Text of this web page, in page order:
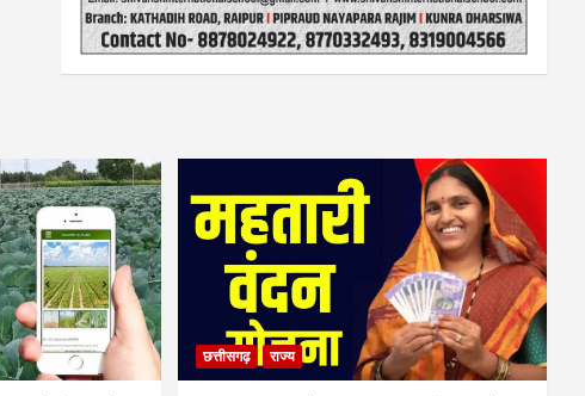
छत्तीसगढ़ राज्य